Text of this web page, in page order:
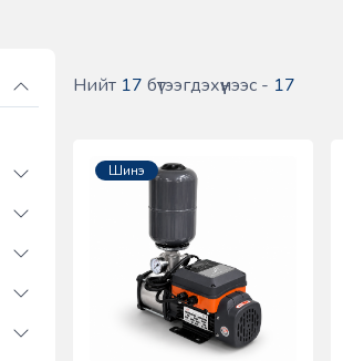
Нийт 17 бүтээгдэхүүнээс - 17
Шинэ